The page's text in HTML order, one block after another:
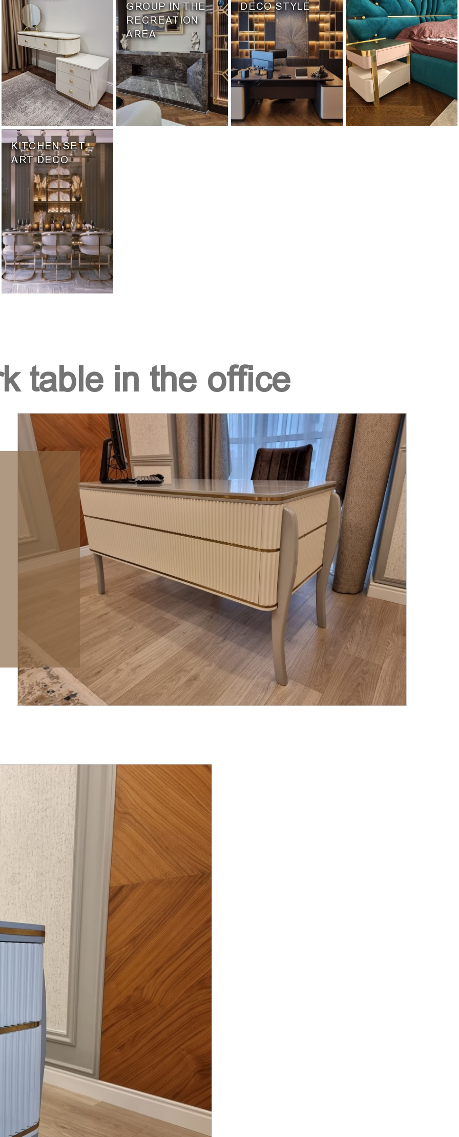
GROUP IN THE
RECREATION
AREA
DECO STYLE
KITCHEN SET
ART DECO
table in the office